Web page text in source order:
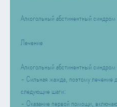
Алкогольный абстинентный
Лечение
Алкогольный абстинентный
- Сильная жажда, поэтому
следующие шаги:
- Оказание первой помощи,